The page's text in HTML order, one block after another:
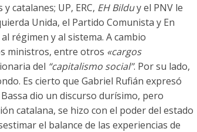
catalanes; UP, ERC, EH Bilduy el PNV le
Unida, el Partido Comunista y En
régimen y al sistema. A cambio
ministros, entre otros «cargos
del “capitalismo social”. Por su lado,
Es cierto que Gabriel Rufián expresó
dio un discurso durísimo, pero
catalana, se hizo con el poder del estado
el balance de las experiencias de